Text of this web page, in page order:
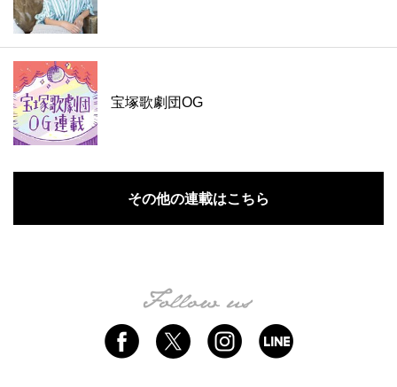
宝塚歌劇団OG
その他の連載はこちら